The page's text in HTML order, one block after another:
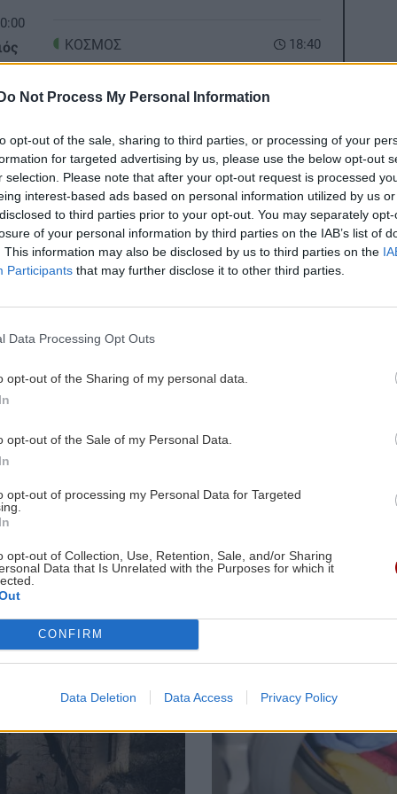
Do Not Process My Personal Information
opt-out of the sale, sharing to third parties, or processing of your
for targeted advertising by us, please use the below opt-out
selection. Please note that after your opt-out request is processed
interest-based ads based on personal information utilized by us
to third parties prior to your opt-out. You may separately
of your personal information by third parties on the IAB’s list of
This information may also be disclosed by us to third parties on the
Participants that may further disclose it to other third parties.
Data Processing Opt Outs
opt-out of the Sharing of my personal data.
opt-out of the Sale of my Personal Data.
opt-out of processing my Personal Data for Targeted
opt-out of Collection, Use, Retention, Sale, and/or Sharing
Data that Is Unrelated with the Purposes for which it
CONFIRM
Data Deletion Data Access Privacy Policy
19:32
18:40
ΚΟΣΜΟΣ
Θέουτα: Εκατό νεκροί μετανάστες –
Χιλιάδες παραμένουν στον ισπανικό
18:32
BUSINESS
Η AEGEAN εξυπηρέτησε για πρώτη
φορά περισσοτέρους από 2
εκατομμύρια επιβάτες τον μήνα Ιούλιο
2026
18:24
ΠΟΛΙΤΙΚΗ
Ευθεία πρόκληση από την Άγκυρα:
Κύπρου και το γαλλικό Ναυτικό
προτείνουν οι γιατροί!
18:08
ΕΛΛΑΔΑ
Θύμα απάτης ηλικιωμένη: «Θα γίνει
κοσμήματα έξω»
Δύο Μαύρα Πουκάμισα: Κυκλοφόρησε
του Mega
οι ειδήσεις
Παράσχος: Στο
δίνει μάχη με τον
Ρεάλ